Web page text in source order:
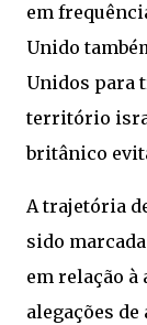
em
Unido
Unidos para
território
britânico
A trajetória
sido
em relação
alegações